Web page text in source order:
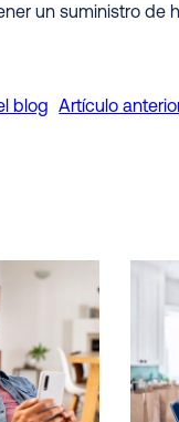
un suministro de
blog Artículo